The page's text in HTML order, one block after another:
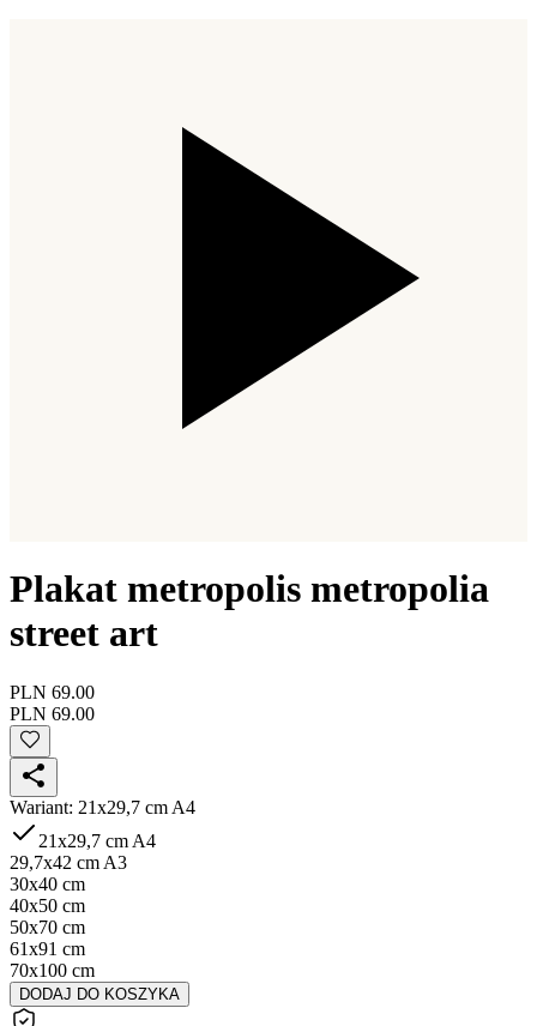
Plakat metropolis metropolia
street art
PLN 69.00
PLN 69.00
Wariant: 21x29,7 cm A4
21x29,7 cm A4
29,7x42 cm A3
30x40 cm
40x50 cm
50x70 cm
61x91 cm
70x100 cm
DODAJ DO KOSZYKA